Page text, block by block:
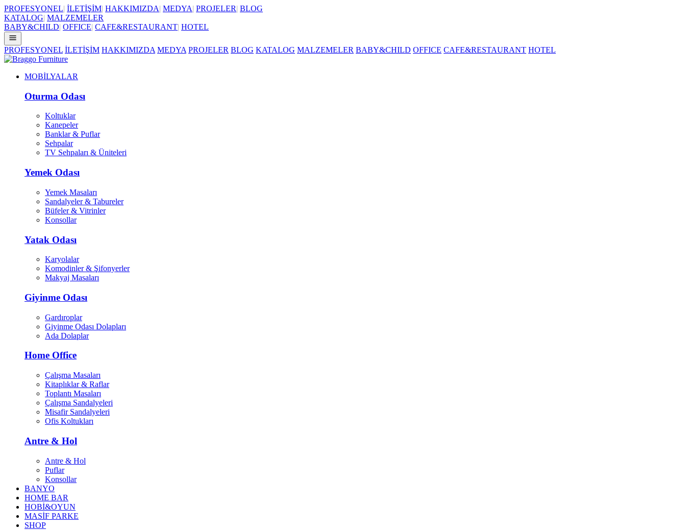
PROFESYONEL| İLETİŞİM| HAKKIMIZDA| MEDYA| PROJELER| BLOG
KATALOG| MALZEMELER
BABY&CHILD| OFFICE| CAFE&RESTAURANT| HOTEL
PROFESYONEL İLETİŞİM HAKKIMIZDA MEDYA PROJELER BLOG KATALOG MALZEMELER BABY&CHILD OFFICE CAFE&RESTAURANT HOTEL
MOBİLYALAR
Oturma Odası
Koltuklar
Kanepeler
Banklar & Puflar
Sehpalar
TV Sehpaları & Üniteleri
Yemek Odası
Yemek Masaları
Sandalyeler & Tabureler
Büfeler & Vitrinler
Konsollar
Yatak Odası
Karyolalar
Komodinler & Şifonyerler
Makyaj Masaları
Giyinme Odası
Gardıroplar
Giyinme Odası Dolapları
Ada Dolaplar
Home Office
Çalışma Masaları
Kitaplıklar & Raflar
Toplantı Masaları
Çalışma Sandalyeleri
Misafir Sandalyeleri
Ofis Koltukları
Antre & Hol
Antre & Hol
Puflar
Konsollar
BANYO
HOME BAR
HOBİ&OYUN
MASİF PARKE
SHOP